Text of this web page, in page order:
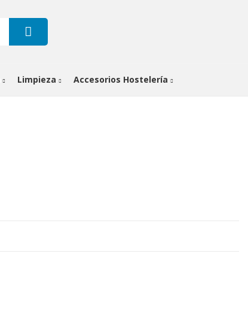
Limpieza Accesorios Hostelería